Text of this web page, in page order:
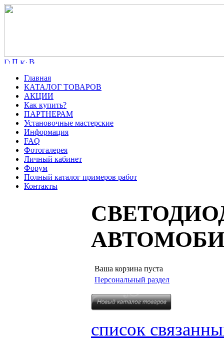
Главная
КАТАЛОГ ТОВАРОВ
АКЦИИ
Как купить?
ПАРТНЕРАМ
Установочные мастерские
Информация
FAQ
Фотогалерея
Личный кабинет
Форум
Полный каталог примеров работ
Контакты
Ваша корзина пуста
Персональный раздел
список